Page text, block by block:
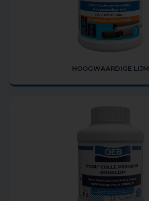
HOOGWAARDIGE LIJM